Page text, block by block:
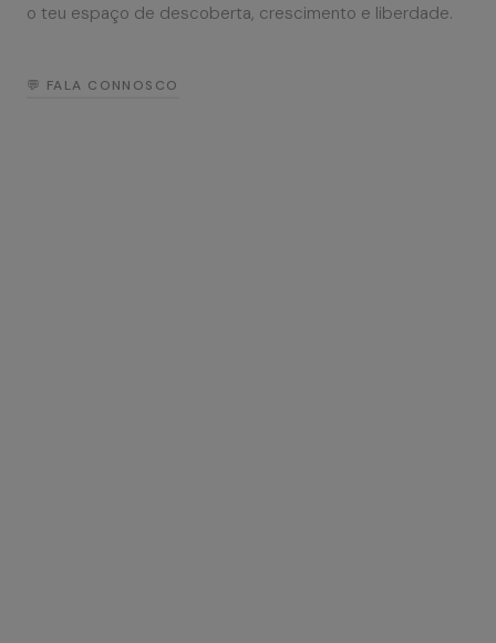
o teu espaço de descoberta, crescimento e liberdade.
💬 FALA CONNOSCO